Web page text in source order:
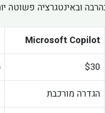
ובאינטגרציה פשוטה
Microsoft Copilot
$30
הגדרה מורכבת